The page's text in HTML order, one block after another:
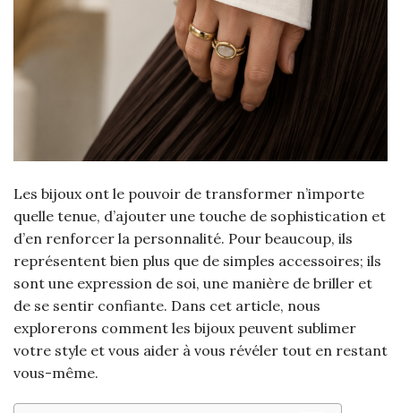
Les bijoux ont le pouvoir de transformer n’importe
quelle tenue, d’ajouter une touche de sophistication et
d’en renforcer la personnalité. Pour beaucoup, ils
représentent bien plus que de simples accessoires; ils
sont une expression de soi, une manière de briller et
de se sentir confiante. Dans cet article, nous
explorerons comment les bijoux peuvent sublimer
votre style et vous aider à vous révéler tout en restant
vous-même.